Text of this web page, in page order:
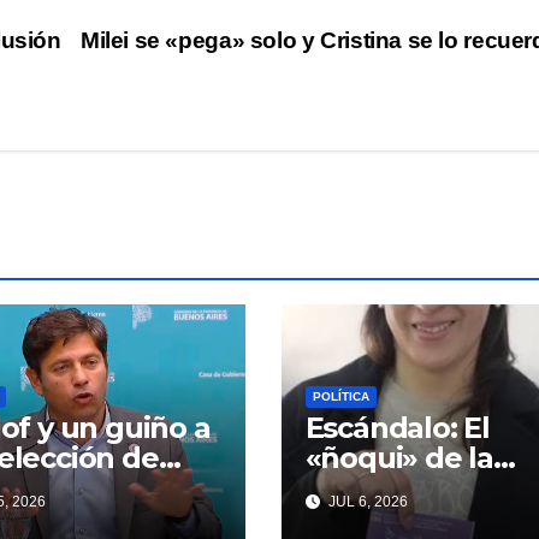
Milei se «pega» solo y Cristina se lo
y un guiño a
de
que
espera
2026
POLÍTICA
Escándalo: El
«ñoqui» de la
Legislatura
vinculado a la
JUL 6, 2026